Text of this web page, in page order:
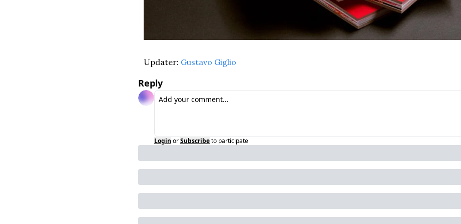
Updater: Gustavo Giglio
Reply
Login orSubscribeto participate